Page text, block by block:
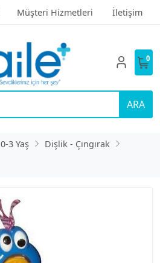
Müşteri Hizmetleri İletişim
ARA
0
0-3 Yaş
Dişlik - Çıngırak